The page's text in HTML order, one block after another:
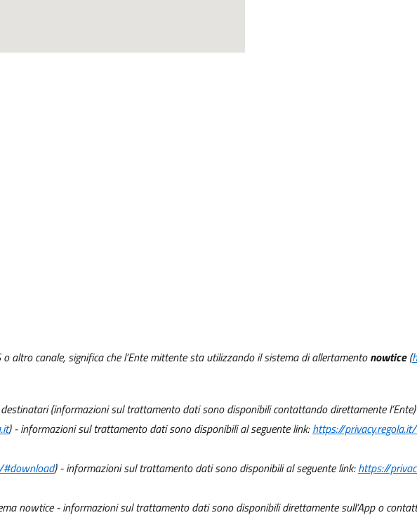
altro canale, significa che l’Ente mittente sta utilizzando il sistema di allertamentonowtice(
(informazioni sul trattamento dati sono disponibili contattando direttamente l’Ente)
) - informazioni sul trattamento dati sono disponibili al seguente link:https://
) - informazioni sul trattamento dati sono disponibili al seguente link:https://
nowtice - informazioni sul trattamento dati sono disponibili direttamente sull’App o